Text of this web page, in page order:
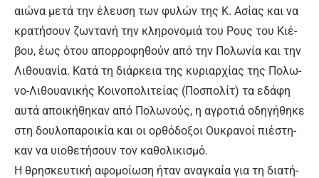
αιώ­να με­τά την έ­λευ­ση των φυ­λών της Κ. Α­σί­ας και να
κρα­τή­σουν ζω­ντα­νή την κλη­ρο­νο­μιά του Ρους του Κιέ­
βου, έ­ως ό­του α­πορ­ρο­φη­θούν α­πό την Πο­λω­νί­α και την
Λι­θουα­νί­α. Κα­τά τη διάρ­κεια της κυ­ριαρ­χί­ας της Πο­λω­
νο-Λι­θουα­νι­κής Κοι­νο­πο­λι­τεί­ας (Πο­σπο­λίτ) τα ε­δά­φη
αυ­τά α­ποι­κή­θη­καν α­πό Πο­λω­νούς, η α­γρο­τιά ο­δη­γή­θη­κε
στη δου­λο­πα­ροι­κί­α και οι ορ­θό­δο­ξοι Ου­κρα­νοί πιέ­στη­
καν να υ­ιο­θε­τή­σουν τον κα­θο­λι­κι­σμό.
Η θρη­σκευ­τι­κή α­φο­μοί­ω­ση ή­ταν α­να­γκαί­α για τη δια­τή­